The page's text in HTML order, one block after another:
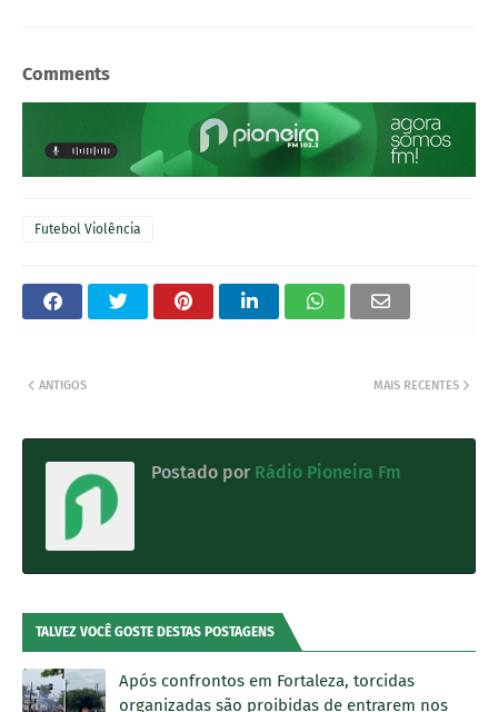
Comments
Futebol Violência
MAIS RECENTES
ANTIGOS
Postado por Rádio Pioneira Fm
TALVEZ VOCÊ GOSTE DESTAS POSTAGENS
Após confrontos em Fortaleza, torcidas
organizadas são proibidas de entrarem nos